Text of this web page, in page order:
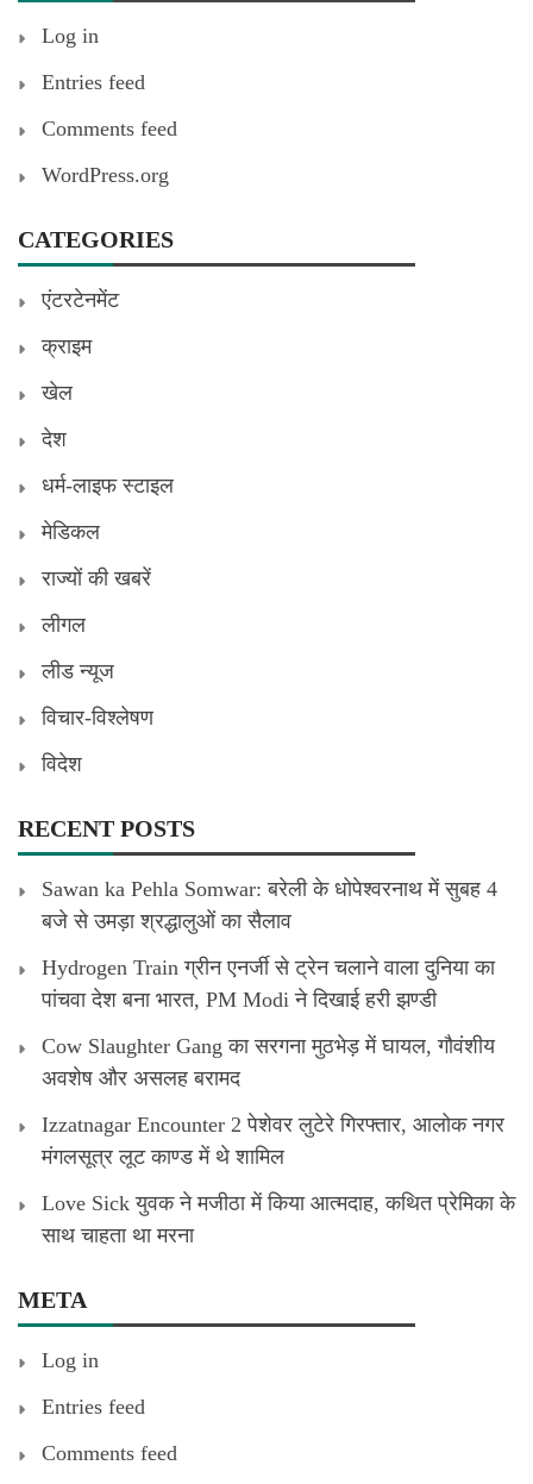
Log in
Entries feed
Comments feed
WordPress.org
CATEGORIES
एंटरटेनमेंट
क्राइम
खेल
देश
धर्म-लाइफ स्टाइल
मेडिकल
राज्यों की खबरें
लीगल
लीड न्यूज
विचार-विश्लेषण
विदेश
RECENT POSTS
Sawan ka Pehla Somwar: बरेली के धोपेश्वरनाथ में सुबह 4
बजे से उमड़ा श्रद्धालुओं का सैलाव
Hydrogen Train ग्रीन एनर्जी से ट्रेन चलाने वाला दुनिया का
पांचवा देश बना भारत, PM Modi ने दिखाई हरी झण्डी
Cow Slaughter Gang का सरगना मुठभेड़ में घायल, गौवंशीय
अवशेष और असलह बरामद
Izzatnagar Encounter 2 पेशेवर लुटेरे गिरफ्तार, आलोक नगर
मंगलसूत्र लूट काण्‍ड में थे शामिल
Love Sick युवक ने मजीठा में किया आत्मदाह, कथित प्रेमिका के
साथ चाहता था मरना
META
Log in
Entries feed
Comments feed